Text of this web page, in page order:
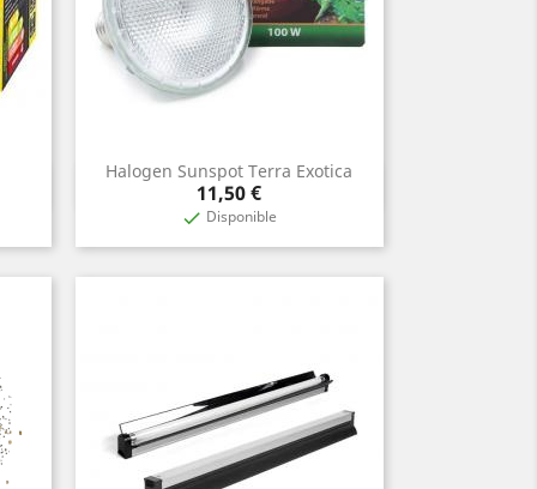
Halogen Sunspot Terra Exotica
Prix
11,50 €
 Disponible
 Aperçu rapide